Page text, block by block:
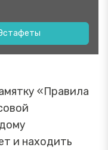
«Правила
и находить